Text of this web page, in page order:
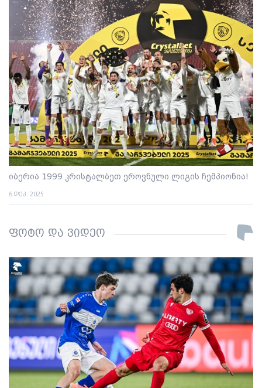
იბერია 1999 კრისტალბეთ ეროვნული ლიგის ჩემპიონია!
6 დეკ. 2025
ფოტო და ვიდეო